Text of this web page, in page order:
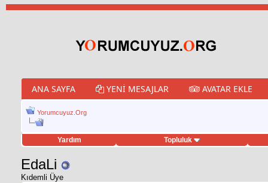
ANA SAYFA YENI MESAJLAR AVATAR EKLE
Yorumcuyuz.Org
Yardım Topluluk
hilesi
EdaLi
Kıdemli Üye